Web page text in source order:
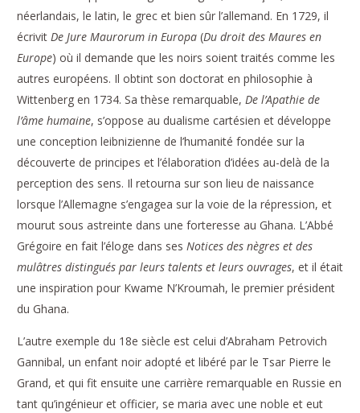
néerlandais, le latin, le grec et bien sûr l’allemand. En 1729, il
écrivit De Jure Maurorum in Europa(Du droit des Maures en
Europe) où il demande que les noirs soient traités comme les
autres européens. Il obtint son doctorat en philosophie à
Wittenberg en 1734. Sa thèse remarquable, De l’Apathie de
l’âme humaine, s’oppose au dualisme cartésien et développe
une conception leibnizienne de l’humanité fondée sur la
découverte de principes et l’élaboration d’idées au-delà de la
perception des sens. Il retourna sur son lieu de naissance
lorsque l’Allemagne s’engagea sur la voie de la répression, et
mourut sous astreinte dans une forteresse au Ghana. L’Abbé
Grégoire en fait l’éloge dans ses Notices des nègres et des
mulâtres distingués par leurs talents et leurs ouvrages, et il était
une inspiration pour Kwame N’Kroumah, le premier président
du Ghana.
L’autre exemple du 18e siècle est celui d’Abraham Petrovich
Gannibal, un enfant noir adopté et libéré par le Tsar Pierre le
Grand, et qui fit ensuite une carrière remarquable en Russie en
tant qu’ingénieur et officier, se maria avec une noble et eut